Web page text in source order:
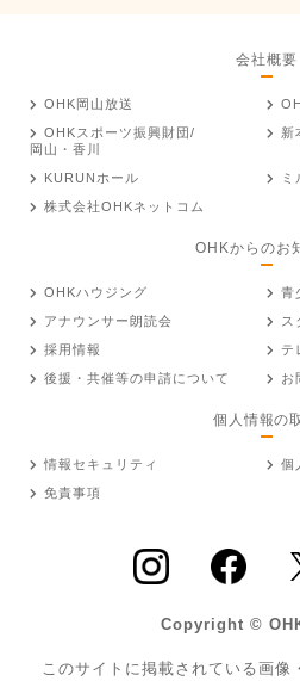
会社概要
OHK岡山放送
OHKスポーツ振興財団/
岡山・香川
新
KURUNホール
ミ
株式会社OHKネットコム
OHKからのお
OHKハウジング
青
アナウンサー朗読会
ス
採用情報
テ
後援・共催等の申請について
お
個人情報の
情報セキュリティ
個
免責事項
Copyright ©
このサイトに掲載されている画像